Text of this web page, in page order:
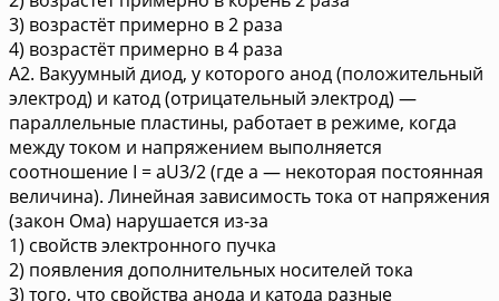
3) возрастёт примерно в 2 раза
4) возрастёт примерно в 4 раза
A2. Вакуумный диод, у которого анод (положительный
электрод) и катод (отрицательный электрод) —
параллельные пластины, работает в режиме, когда
между током и напряжением выполняется
соотношение I = aU3/2 (где а — некоторая постоянная
величина). Линейная зависимость тока от напряжения
(закон Ома) нарушается из-за
1) свойств электронного пучка
2) появления дополнительных носителей тока
3) того, что свойства анода и катода разные